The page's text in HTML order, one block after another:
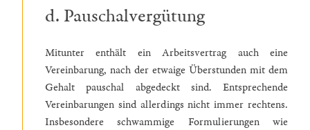
d. Pauschalvergütung
Mitunter enthält ein Arbeitsvertrag auch eine
Vereinbarung, nach der etwaige Überstunden mit dem
Gehalt pauschal abgedeckt sind. Entsprechende
Vereinbarungen sind allerdings nicht immer rechtens.
Insbesondere schwammige Formulierungen wie